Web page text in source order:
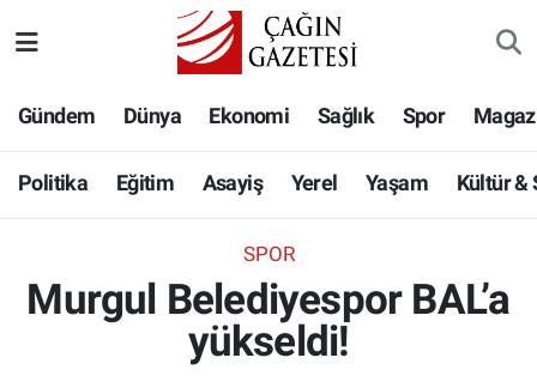
Gündem Dünya Ekonomi Sağlık Spor
Politika Eğitim Asayiş Yerel Yaşam Kültür &
SPOR
Murgul Belediyespor BAL’a
yükseldi!
Eğitim
Asayiş
Hava Durumu
Namaz Vakitleri
Süper Lig Puan Durumu ve Fikstür